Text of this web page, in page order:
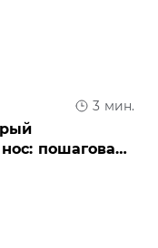
пошаговая
3 мин.